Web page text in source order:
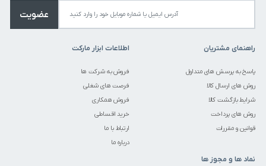
عضویت
راهنمای مشتریان
پاسخ به پرسش های متداول
روش های ارسال کالا
شرایط بازگشت کالا
روش های پرداخت
قوانین و مقررات
اطلاعات ابزار مارکت
فروش به شرکت ها
فرصت های شغلی
فروش همکاری
خرید اقساطی
ارتباط با ما
درباره ما
نماد ها و مجوز ها